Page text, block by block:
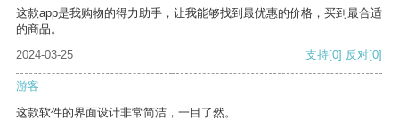
这款app是我购物的得力助手，让我能够找到最优惠的价格，买到最合适
的商品。
2024-03-25
支持[0] 反对[0]
游客
这款软件的界面设计非常简洁，一目了然。